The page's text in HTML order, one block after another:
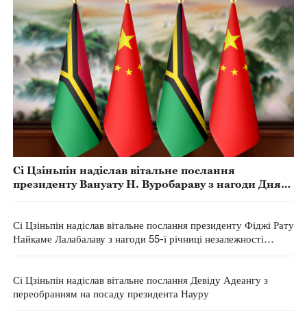
Сі Цзіньпін надіслав вітальне послання
президенту Вануату Н. Вуробараву з нагоди Дня
Сі Цзіньпін надіслав вітальне послання президенту Фіджі Рату
Найкаме Лалабалаву з нагоди 55-ї річниці незалежності
Сі Цзіньпін надіслав вітальне послання Девіду Адеангу з
переобранням на посаду президента Науру